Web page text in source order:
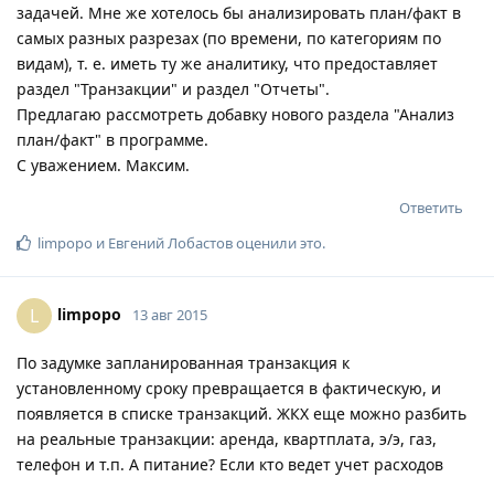
задачей. Мне же хотелось бы анализировать план/факт в
самых разных разрезах (по времени, по категориям по
видам), т. е. иметь ту же аналитику, что предоставляет
раздел "Транзакции" и раздел "Отчеты".
Предлагаю рассмотреть добавку нового раздела "Анализ
план/факт" в программе.
С уважением. Максим.
Ответить
limpopo и Евгений Лобастовоценили это.
L limpopo 13 авг 2015
По задумке запланированная транзакция к
установленному сроку превращается в фактическую, и
появляется в списке транзакций. ЖКХ еще можно разбить
на реальные транзакции: аренда, квартплата, э/э, газ,
телефон и т.п. А питание? Если кто ведет учет расходов